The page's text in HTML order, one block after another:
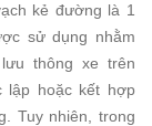
kẻ đường là 1
sử dụng nhằm
thông xe trên
lập hoặc kết hợp
Tuy nhiên, trong